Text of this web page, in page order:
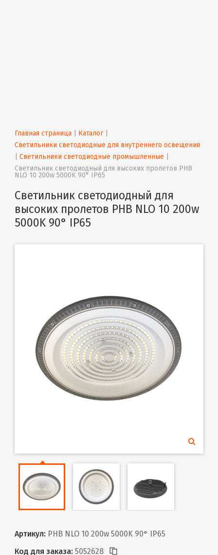
Главная страница Каталог |
Светильники светодиодные для внутреннего освещения
Светильники светодиодные промышленные
Светильник светодиодный для высоких пролетов PHB
NLO 10 200w 5000K 90° IP65
Светильник светодиодный для
высоких пролетов PHB NLO 10 200w
5000K 90° IP65
Артикул: PHB NLO 10 200w 5000K 90° IP65
Код для заказа: 5052628